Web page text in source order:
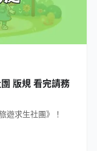
務
遊求生社團》！